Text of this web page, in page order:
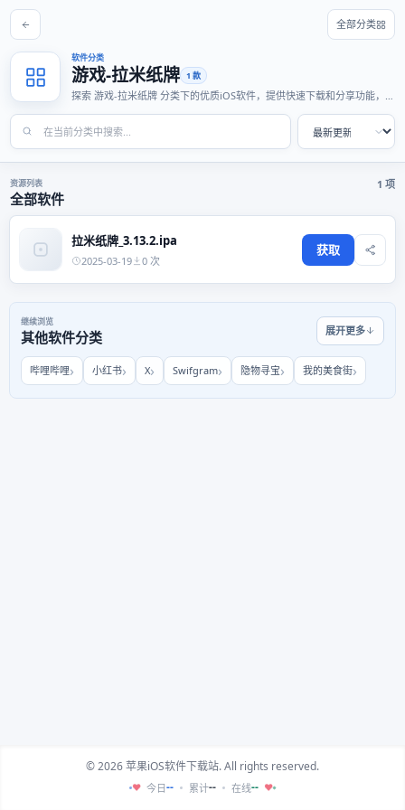
全部分类
软件分类
游戏-拉米纸牌 1 款
探索 游戏-拉米纸牌 分类下的优质iOS软件，提供快速下载和分享功能，适
资源列表
全部软件
1 项
拉米纸牌_3.13.2.ipa
2025-03-19 0 次
获取
继续浏览
其他软件分类 展开更多
哔哩哔哩 小红书 X Swifgram 隐物寻宝 我的美食街
© 2026 苹果iOS软件下载站. All rights reserved.
♥ 今日-- 累计-- 在线-- ♥